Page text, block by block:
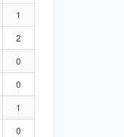
1
2
0
0
1
0